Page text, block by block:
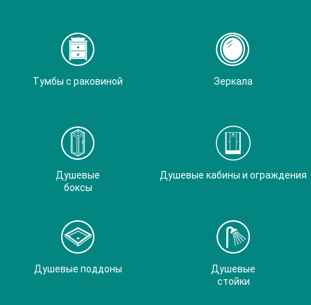
Тумбы с раковиной Зеркала
Душевые
боксы
Душевые кабины и ограждения
Душевые поддоны
Душевые
стойки